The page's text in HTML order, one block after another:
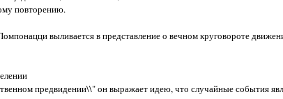
повторению.
выливается в представление о вечном круговороте
предвидении\\" он выражает идею, что случайные события